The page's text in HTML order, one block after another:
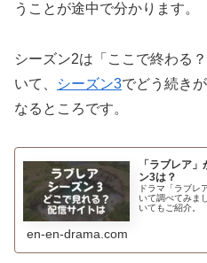
うことが途中で分かります。
シーズン2は「ここで終わる
いて、
シーズン3でどう続き
なるところです。
「ラブレア
ン3は？
ドラマ「ラブレ
いて調べてみま
いてもご紹介。
en-en-drama.com